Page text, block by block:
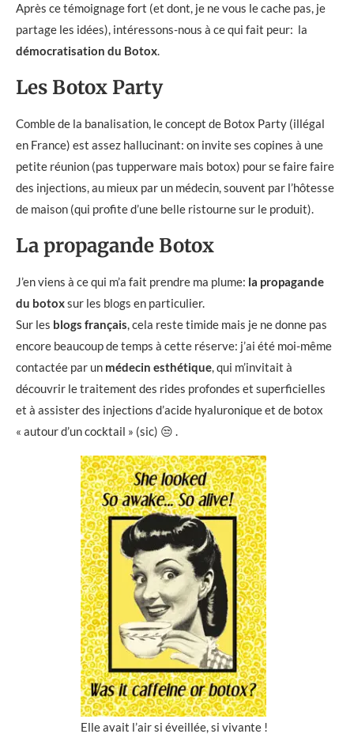
Après ce témoignage fort (et dont, je ne vous le cache pas, je
partage les idées), intéressons-nous à ce qui fait peur: la
démocratisation du Botox.
Les Botox Party
Comble de la banalisation, le concept de Botox Party (illégal
en France) est assez hallucinant: on invite ses copines à une
petite réunion (pas tupperware mais botox) pour se faire faire
des injections, au mieux par un médecin, souvent par l’hôtesse
de maison (qui profite d’une belle ristourne sur le produit).
La propagande Botox
J’en viens à ce qui m’a fait prendre ma plume: la propagande
du botoxsur les blogs en particulier.
Sur les blogs français, cela reste timide mais je ne donne pas
encore beaucoup de temps à cette réserve: j’ai été moi-même
contactée par un médecin esthétique, qui m’invitait à
découvrir le traitement des rides profondes et superficielles
et à assister des injections d’acide hyaluronique et de botox
« autour d’un cocktail » (sic) 😒 .
Elle avait l’air si éveillée, si vivante !